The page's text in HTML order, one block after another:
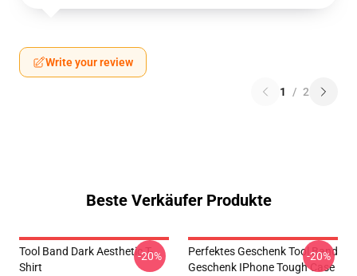
Write your review
1 / 2
Beste Verkäufer Produkte
Tool Band Dark Aesthetic T-
Shirt
-20%
Perfektes Geschenk Tool Band
Geschenk IPhone Tough Case
-20%